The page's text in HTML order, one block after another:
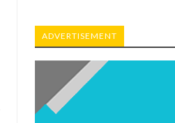
ADVERTISEMENT